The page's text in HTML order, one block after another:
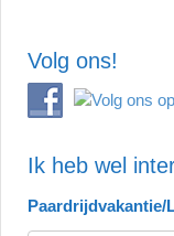
Volg ons!
Ik heb wel
Paardrijdvakantie/